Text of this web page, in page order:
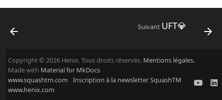
Suivant UFT💎
Copyright © 2026 Henix. Tous droits réservés. Mentions légales.
Made with Material for MkDocs
www.squashtm.com
www.henix.com
Inscription à la newsletter SquashTM